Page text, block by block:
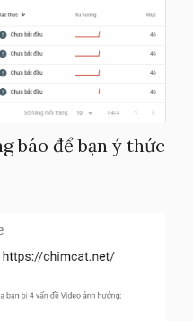
báo để bạn ý thức